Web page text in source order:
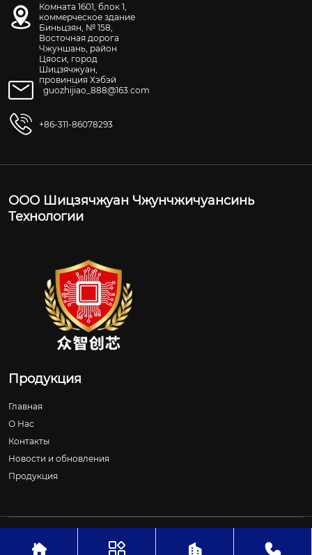
Комната 1601, блок 1,
коммерческое здание
Биньцзян, № 158,
Восточная дорога
Чжуншань, район
Цяоси, город
Шицзячжуан,
провинция Хэбэй
guozhijiao_888@163.com
+86-311-86078293
ООО Шицзячжуан Чжунчжичуансинь
Технологии
Продукция
Главная
О Нас
Контакты
Новости и обновления
Продукция
Технологии
   